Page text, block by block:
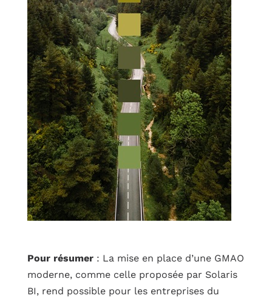
Pour résumer: La mise en place d’une GMAO
moderne, comme celle proposée par Solaris
BI, rend possible pour les entreprises du